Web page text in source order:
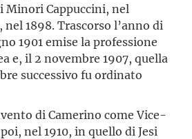
Minori Cappuccini, nel
1898. Trascorso l’anno di
1901 emise la professione
e, il 2 novembre 1907, quella
successivo fu ordinato
di Camerino come Vice-
nel 1910, in quello di Jesi